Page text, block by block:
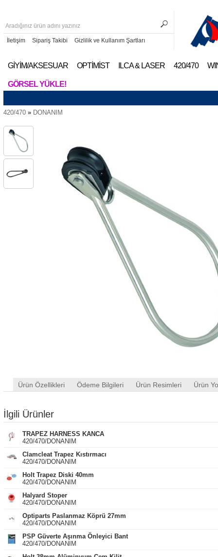
İletişim Sipariş Takibi Gizlilik ve Kullanım Şartları
GİYİM/AKSESUAR OPTİMİST ILCA & LASER 420/470
GÖRSEL YÜKLE!
420/470 » DONANIM
Ürün Özellikleri Ödeme Bilgileri Ürün Resimleri Ürün
İlgili Ürünler
TRAPEZ HARNESS KANCA
420/470/DONANIM
Clamcleat Trapez Kıstırmacı
420/470/DONANIM
Holt Trapez Diski 40mm
420/470/DONANIM
Halyard Stoper
420/470/DONANIM
Optiparts Paslanmaz Köprü 27mm
420/470/DONANIM
PSP Güverte Aşınma Önleyici Bant
420/470/DONANIM